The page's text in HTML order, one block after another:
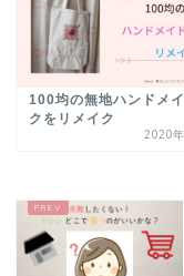
100均の無地ハンドメ
クをリメイク
2020